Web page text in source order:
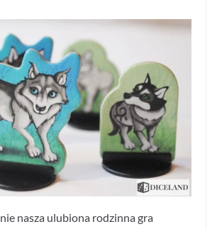
nasza ulubiona rodzinna gra